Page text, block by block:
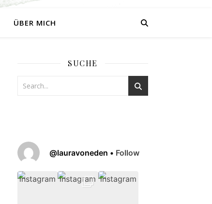
ÜBER MICH
SUCHE
@lauravoneden • Follow